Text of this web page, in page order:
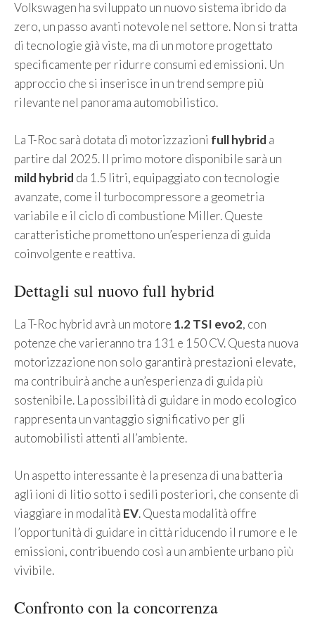
Volkswagen ha sviluppato un nuovo sistema ibrido da
zero, un passo avanti notevole nel settore. Non si tratta
di tecnologie già viste, ma di un motore progettato
specificamente per ridurre consumi ed emissioni. Un
approccio che si inserisce in un trend sempre più
rilevante nel panorama automobilistico.
La T-Roc sarà dotata di motorizzazioni full hybrid a
partire dal 2025. Il primo motore disponibile sarà un
mild hybrid da 1.5 litri, equipaggiato con tecnologie
avanzate, come il turbocompressore a geometria
variabile e il ciclo di combustione Miller. Queste
caratteristiche promettono un’esperienza di guida
coinvolgente e reattiva.
Dettagli sul nuovo full hybrid
La T-Roc hybrid avrà un motore 1.2 TSI evo2, con
potenze che varieranno tra 131 e 150 CV. Questa nuova
motorizzazione non solo garantirà prestazioni elevate,
ma contribuirà anche a un’esperienza di guida più
sostenibile. La possibilità di guidare in modo ecologico
rappresenta un vantaggio significativo per gli
automobilisti attenti all’ambiente.
Un aspetto interessante è la presenza di una batteria
agli ioni di litio sotto i sedili posteriori, che consente di
viaggiare in modalità EV. Questa modalità offre
l’opportunità di guidare in città riducendo il rumore e le
emissioni, contribuendo così a un ambiente urbano più
vivibile.
Confronto con la concorrenza